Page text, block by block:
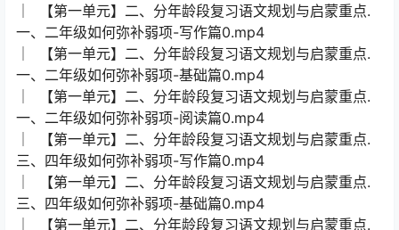
│ 【第一单元】二、分年龄段复习语文规划与启蒙重点.
一、二年级如何弥补弱项-写作篇0.mp4
│ 【第一单元】二、分年龄段复习语文规划与启蒙重点.
一、二年级如何弥补弱项-基础篇0.mp4
│ 【第一单元】二、分年龄段复习语文规划与启蒙重点.
一、二年级如何弥补弱项-阅读篇0.mp4
│ 【第一单元】二、分年龄段复习语文规划与启蒙重点.
三、四年级如何弥补弱项-写作篇0.mp4
│ 【第一单元】二、分年龄段复习语文规划与启蒙重点.
三、四年级如何弥补弱项-基础篇0.mp4
│ 【第一单元】二、分年龄段复习语文规划与启蒙重点.